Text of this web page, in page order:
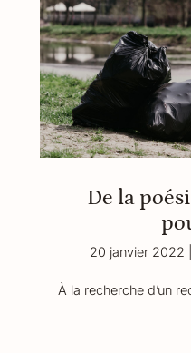
De la
20 janvier 2022
À la recherche d’un